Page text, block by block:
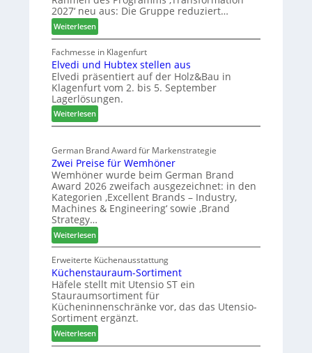
r
h
a
b
G
s
c
h
ä
f
j
a
h
r
2027‘ neu aus: Die Gruppe reduziert…
Weiterlesen:
W
e
i
n
i
g
p
a
s
t
F
ü
h
r
u
n
a
n
Fachmesse in Klagenfurt
Elvedi und Hubtex stellen aus
Elvedi präsentiert auf der Holz&Bau in
Klagenfurt vom 2. bis 5. September
Lagerlösungen.
Weiterlesen:
E
v
e
d
i
u
n
d
H
u
b
t
e
x
s
t
e
German Brand Award für Markenstrategie
Zwei Preise für Wemhöner
Wemhöner wurde beim German Brand
Award 2026 zweifach ausgezeichnet: in den
Kategorien ‚Excellent Brands – Industry,
Machines & Engineering‘ sowie ‚Brand
Strategy…
Weiterlesen:
Z
w
e
i
P
r
e
i
s
Erweiterte Küchenausstattung
Küchenstauraum-Sortiment
Häfele stellt mit Utensio ST ein
Stauraumsortiment für
Kücheninnenschränke vor, das das Utensio-
Sortiment ergänzt.
Weiterlesen:
K